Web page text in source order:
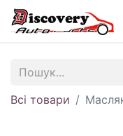
Всі товари